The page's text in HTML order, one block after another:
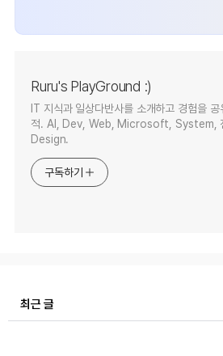
Ruru's PlayGround :)
IT 지식과 일상다반사를 소개하고 경험을 공
적. AI, Dev, Web, Microsoft, System,
Design.
구독하기
최근 글